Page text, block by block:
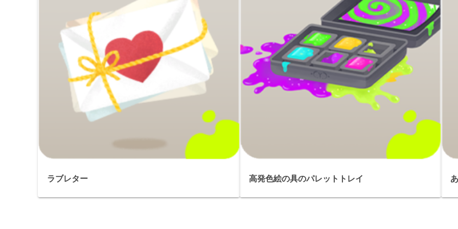
ラブレター 高発色絵の具のパレットトレイ